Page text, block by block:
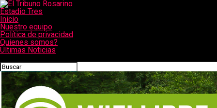
Estadio Tres
Inicio
Nuestro equipo
Política de privacidad
Quienes somos?
Últimas Noticias